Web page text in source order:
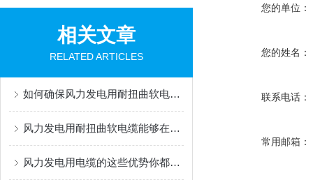
相关文章
RELATED ARTICLES
如何确保风力发电用耐扭曲软电缆长期可靠运行？
风力发电用耐扭曲软电缆能够在设备运转时承受一定的扭转力
风力发电用电缆的这些优势你都了解过吗？
您的单位：
您的姓名：
联系电话：
常用邮箱：